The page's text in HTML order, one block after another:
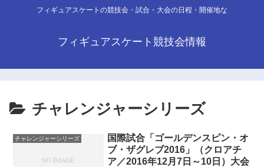
フィギュアスケートの競技会・試合・大会の日程・開催地な
フィギュアスケート競技会情報
チャレンジャーシリーズ
チャレンジャーシリーズ
国際試合「ゴールデンスピン・オ
ブ・ザグレブ2016」（クロアチ
ア／2016年12月7日～10日）大会